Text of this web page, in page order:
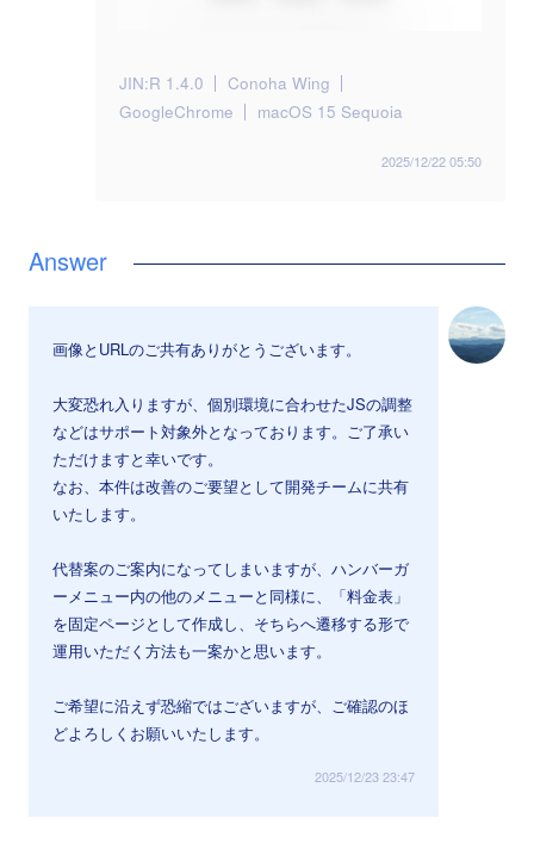
JIN:R 1.4.0
Conoha Wing
GoogleChrome
macOS 15 Sequoia
2025/12/22 05:50
画像とURLのご共有ありがとうございます。
大変恐れ入りますが、個別環境に合わせたJSの調整
などはサポート対象外となっております。ご了承い
ただけますと幸いです。
なお、本件は改善のご要望として開発チームに共有
いたします。
代替案のご案内になってしまいますが、ハンバーガ
ーメニュー内の他のメニューと同様に、「料金表」
を固定ページとして作成し、そちらへ遷移する形で
運用いただく方法も一案かと思います。
ご希望に沿えず恐縮ではございますが、ご確認のほ
どよろしくお願いいたします。
2025/12/23 23:47